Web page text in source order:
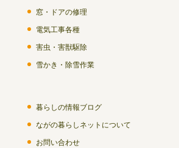
窓・ドアの修理
電気工事各種
害虫・害獣駆除
雪かき・除雪作業
暮らしの情報ブログ
ながの暮らしネットについて
お問い合わせ